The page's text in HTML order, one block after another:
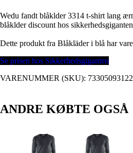
Wedu fandt blåklder 3314 t-shirt lang
blåklder discount hos
Dette produkt fra Blåkläder i blå har
Se prisen hos Sikkerhedsgiganten
VARENUMMER (SKU):
ANDRE KØBTE OGSÅ